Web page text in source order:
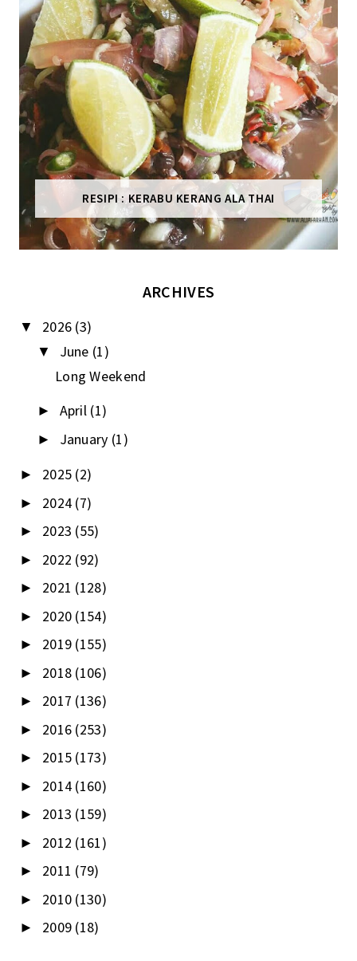
RESIPI : KERABU KERANG ALA THAI
ARCHIVES
▼ 2026 (3)
▼ June (1)
Long Weekend
► April (1)
► January (1)
► 2025 (2)
► 2024 (7)
► 2023 (55)
► 2022 (92)
► 2021 (128)
► 2020 (154)
► 2019 (155)
► 2018 (106)
► 2017 (136)
► 2016 (253)
► 2015 (173)
► 2014 (160)
► 2013 (159)
► 2012 (161)
► 2011 (79)
► 2010 (130)
► 2009 (18)